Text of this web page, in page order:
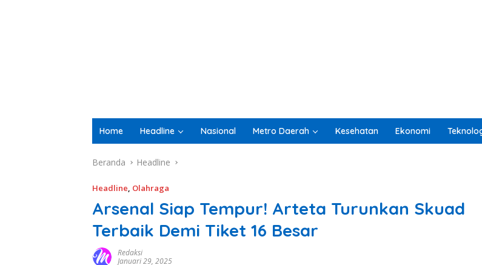
Home Headline Nasional Metro Daerah Kesehatan Ekonomi
Beranda Headline
Headline, Olahraga
Arsenal Siap Tempur! Arteta Turunkan Skuad
Terbaik Demi Tiket 16 Besar
Redaksi
Januari 29, 2025